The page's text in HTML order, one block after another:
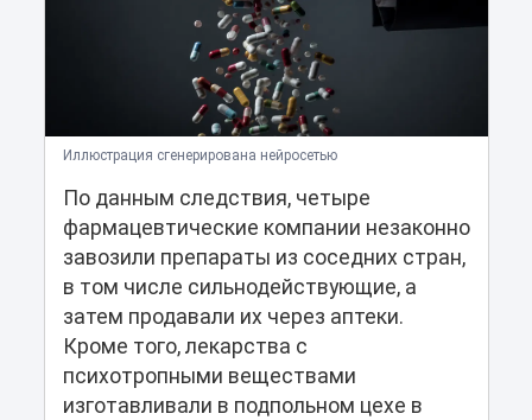
Иллюстрация сгенерирована нейросетью
По данным следствия, четыре
фармацевтические компании незаконно
завозили препараты из соседних стран,
в том числе сильнодействующие, а
затем продавали их через аптеки.
Кроме того, лекарства с
психотропными веществами
изготавливали в подпольном цехе в